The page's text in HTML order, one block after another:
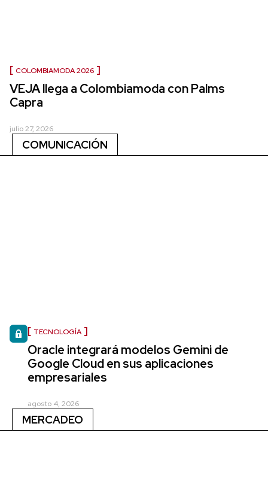
COLOMBIAMODA 2026
VEJA llega a Colombiamoda con Palms
Capra
julio 27, 2026
COMUNICACIÓN
TECNOLOGÍA
Oracle integrará modelos Gemini de
Google Cloud en sus aplicaciones
empresariales
agosto 4, 2026
MERCADEO